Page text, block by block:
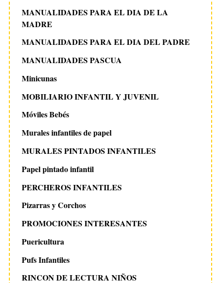
MANUALIDADES PARA EL DIA DE LA
MADRE
MANUALIDADES PARA EL DIA DEL PADRE
MANUALIDADES PASCUA
Minicunas
MOBILIARIO INFANTIL Y JUVENIL
Móviles Bebés
Murales infantiles de papel
MURALES PINTADOS INFANTILES
Papel pintado infantil
PERCHEROS INFANTILES
Pizarras y Corchos
PROMOCIONES INTERESANTES
Puericultura
Pufs Infantiles
RINCON DE LECTURA NIÑOS